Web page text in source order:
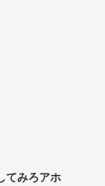
てみろアホ